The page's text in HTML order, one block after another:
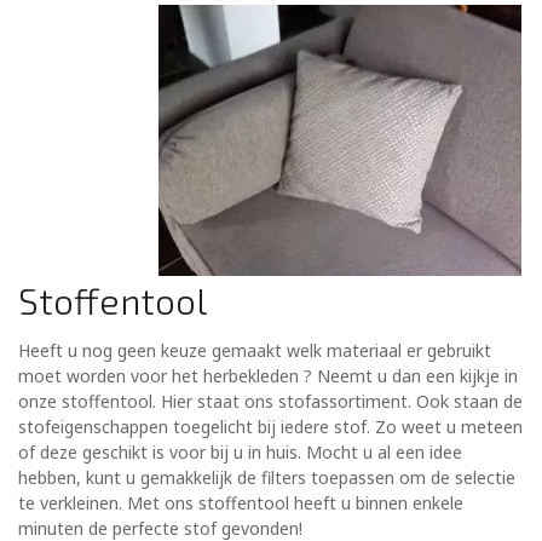
Stoffentool
Heeft u nog geen keuze gemaakt welk materiaal er gebruikt
moet worden voor het herbekleden ? Neemt u dan een kijkje in
onze stoffentool. Hier staat ons stofassortiment. Ook staan de
stofeigenschappen toegelicht bij iedere stof. Zo weet u meteen
of deze geschikt is voor bij u in huis. Mocht u al een idee
hebben, kunt u gemakkelijk de filters toepassen om de selectie
te verkleinen. Met ons stoffentool heeft u binnen enkele
minuten de perfecte stof gevonden!